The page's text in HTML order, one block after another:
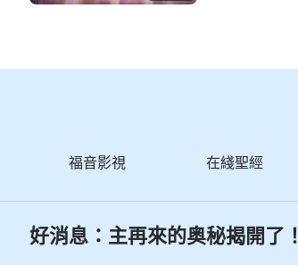
福音影視 在綫聖經
好消息：主再來的奥秘揭開了！